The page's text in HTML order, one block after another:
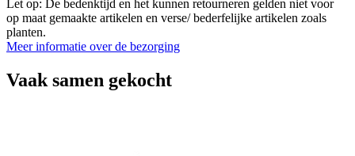
Let op: De bedenktijd en het kunnen retourneren gelden niet voor
op maat gemaakte artikelen en verse/ bederfelijke artikelen zoals
planten.
Meer informatie over de bezorging
Vaak samen gekocht